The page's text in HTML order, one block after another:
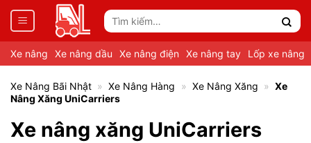
Tìm
kiếm:
Xe nâng
Xe nâng dầu Xe nâng điện Xe nâng tay Lốp xe nâng
Xe Nâng Bãi Nhật » Xe Nâng Hàng » Xe Nâng Xăng » Xe
Nâng Xăng UniCarriers
Xe nâng xăng UniCarriers